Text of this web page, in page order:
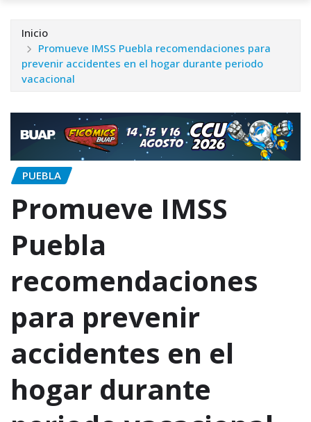
Inicio
Promueve IMSS Puebla recomendaciones para
prevenir accidentes en el hogar durante periodo
vacacional
PUEBLA
Promueve IMSS
Puebla
recomendaciones
para prevenir
accidentes en el
hogar durante